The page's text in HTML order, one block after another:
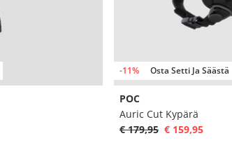
-11% Osta Setti Ja Säästä
POC
Auric Cut Kypärä
€ 179,95 € 159,95